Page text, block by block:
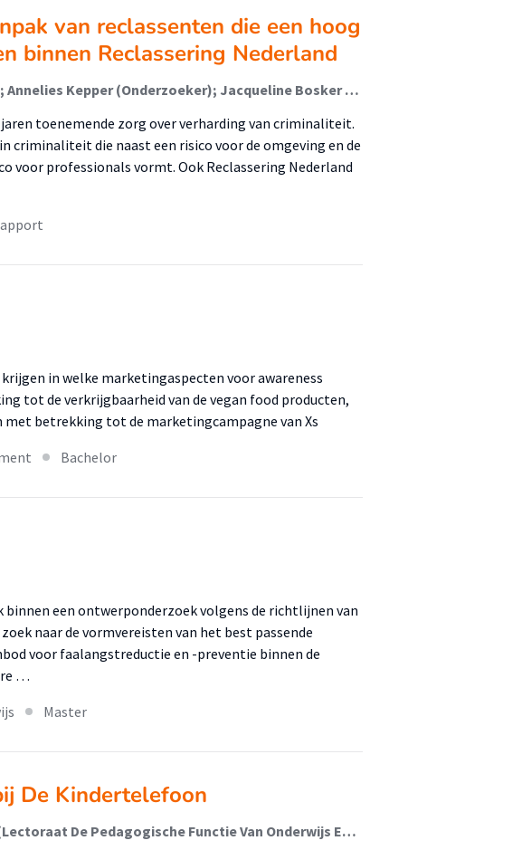
van reclassenten die een hoog
binnen Reclassering Nederland
Gercoline van Beek (Onderzoeker); Annelies Kepper (Onderzoeker); Jacqueline Bosker (Lector); Vivienne de Vogel (Lector)
toenemende zorg over verharding van criminaliteit.
criminaliteit die naast een risico voor de omgeving en de
voor professionals vormt. Ook Reclassering Nederland
in welke marketingaspecten voor awareness
tot de verkrijgbaarheid van de vegan food producten,
met betrekking tot de marketingcampagne van Xs
Bachelor
een ontwerponderzoek volgens de richtlijnen van
naar de vormvereisten van het best passende
voor faalangstreductie en -preventie binnen de
…
Master
De Kindertelefoon
Conijn, J.M.; Bollen, I.; Fukkink, R. (Lectoraat De Pedagogische Functie Van Onderwijs En Opvoeding)